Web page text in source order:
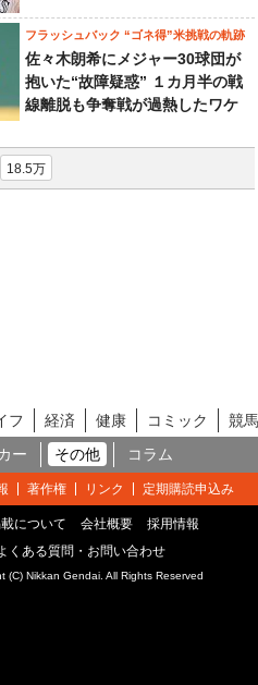
フラッシュバック “ゴネ得”米挑戦の軌跡
佐々木朗希にメジャー30球団が
抱いた“故障疑惑” １カ月半の戦
線離脱も争奪戦が過熱したワケ
18.5万
フ 経済 健康 コミック 競馬
ー その他 コラム
著作権 リンク 定期購読申込み
について 会社概要
採用情報
くある質問・お問い合わせ
(C) Nikkan Gendai. All Rights Reserved